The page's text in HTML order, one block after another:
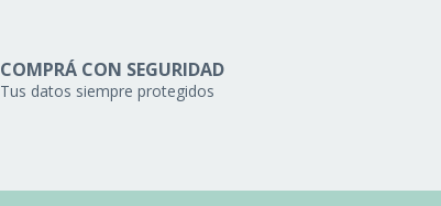
COMPRÁ CON SEGURIDAD
Tus datos siempre protegidos